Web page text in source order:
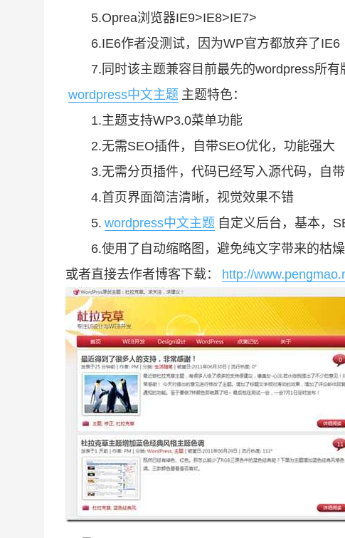
5.Oprea浏览器IE9>IE8>IE7>
6.IE6作者没测试，因为WP官方都放弃了IE6
7.同时该主题兼容目前最先的wordpress所有
wordpress中文主题 主题特色：
1.主题支持WP3.0菜单功能
2.无需SEO插件，自带SEO优化，功能强大
3.无需分页插件，代码已经写入源代码，自带
4.首页界面简洁清晰，视觉效果不错
5. wordpress中文主题 自定义后台，基本，
6.使用了自动缩略图，避免纯文字带来的枯燥
或者直接去作者博客下载：
http://